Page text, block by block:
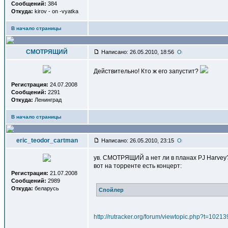
Сообщений: 384
Откуда: kirov - on -vyatka
В начало страницы
СМОТРЯЩИЙ Написано: 26.05.2010, 18:56
Регистрация: 24.07.2008
Сообщений: 2291
Откуда: Ленинград
Действительно! Кто ж его запустит?
В начало страницы
eric_teodor_cartman Написано: 26.05.2010, 23:15
Регистрация: 21.07.2008
Сообщений: 2989
Откуда: беларусь
ув. СМОТРЯЩИЙ а нет ли в планах PJ
вот на торренте есть концерт:
Спойлер
http://rutracker.org/forum/